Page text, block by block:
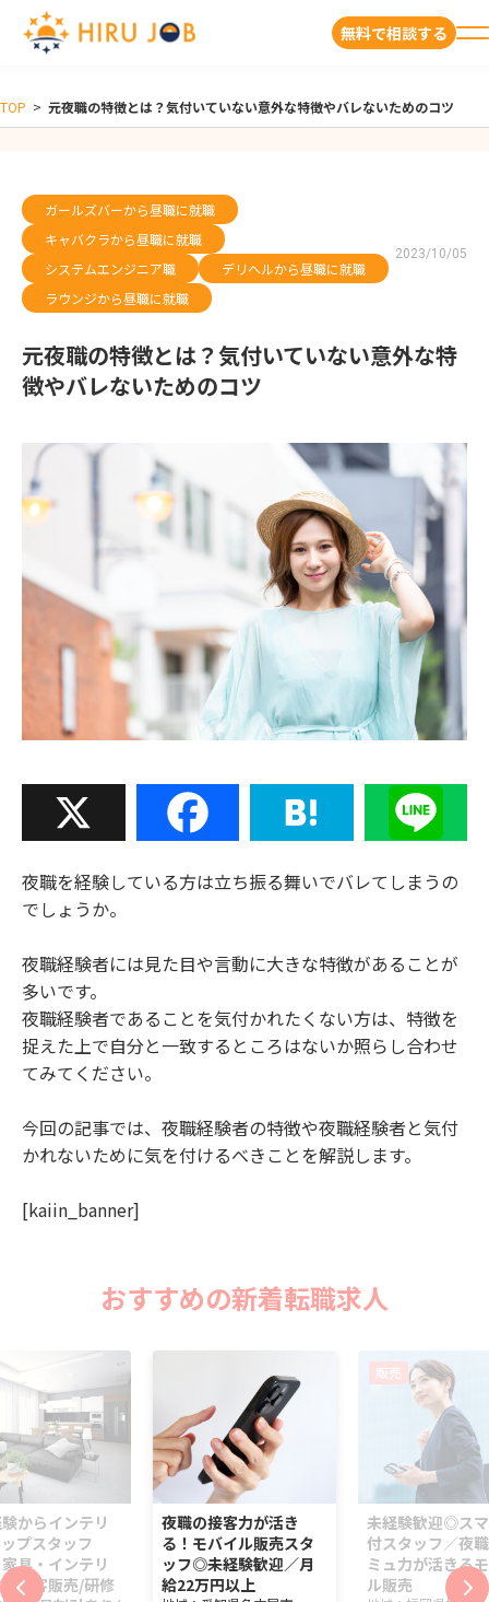
無料で相談する
TOP > 元夜職の特徴とは？気付いていない意外な特徴やバレないためのコツ
ガールズバーから昼職に就職
キャバクラから昼職に就職
システムエンジニア職
デリヘルから昼職に就職
ラウンジから昼職に就職
2023/10/05
元夜職の特徴とは？気付いていない意外な特
徴やバレないためのコツ
Facebook Hatena Line
夜職を経験している方は立ち振る舞いでバレてしまうの
でしょうか。
夜職経験者には見た目や言動に大きな特徴があることが
多いです。
夜職経験者であることを気付かれたくない方は、特徴を
捉えた上で自分と一致するところはないか照らし合わせ
てみてください。
今回の記事では、夜職経験者の特徴や夜職経験者と気付
かれないために気を付けるべきことを解説します。
[kaiin_banner]
おすすめの新着転職求人
からインテリ
プスタッフ
具・インテリ
接客販売/研修
夜職の接客力が活き
る！モバイル販売スタ
ッフ◎未経験歓迎／月
給22万円以上
販売
未経験歓迎◎ス
付スタッフ／夜
ミュ力が活きる
ル販売